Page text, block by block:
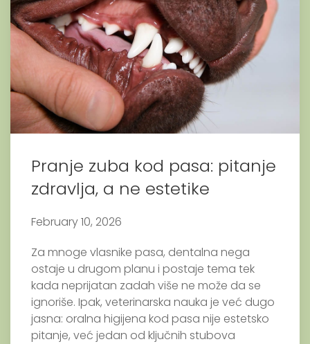
Pranje zuba kod pasa: pitanje
zdravlja, a ne estetike
February 10, 2026
Za mnoge vlasnike pasa, dentalna nega
ostaje u drugom planu i postaje tema tek
kada neprijatan zadah više ne može da se
ignoriše. Ipak, veterinarska nauka je već dugo
jasna: oralna higijena kod pasa nije estetsko
pitanje, već jedan od ključnih stubova